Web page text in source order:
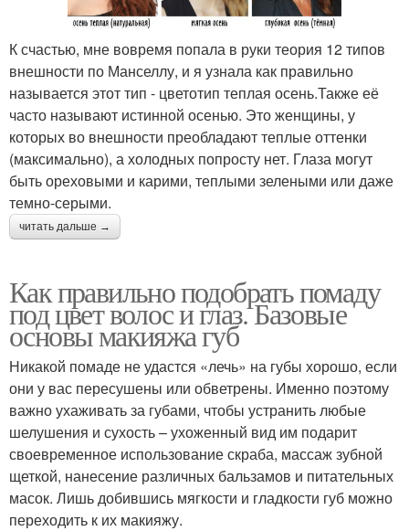
К счастью, мне вовремя попала в руки теория 12 типов
внешности по Манселлу, и я узнала как правильно
называется этот тип - цветотип теплая осень.Также её
часто называют истинной осенью. Это женщины, у
которых во внешности преобладают теплые оттенки
(максимально), а холодных попросту нет. Глаза могут
быть ореховыми и карими, теплыми зелеными или даже
темно-серыми.
читать дальше →
Как правильно подобрать помаду
под цвет волос и глаз. Базовые
основы макияжа губ
Никакой помаде не удастся «лечь» на губы хорошо, если
они у вас пересушены или обветрены. Именно поэтому
важно ухаживать за губами, чтобы устранить любые
шелушения и сухость – ухоженный вид им подарит
своевременное использование скраба, массаж зубной
щеткой, нанесение различных бальзамов и питательных
масок. Лишь добившись мягкости и гладкости губ можно
переходить к их макияжу.